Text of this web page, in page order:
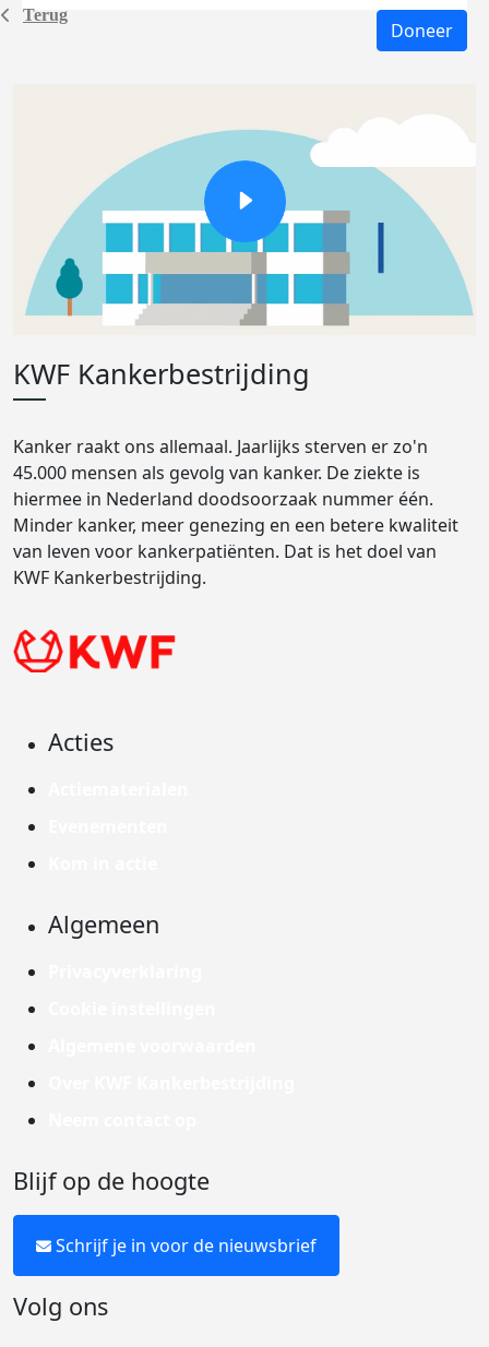
Terug
Doneer
KWF Kankerbestrijding
Kanker raakt ons allemaal. Jaarlijks sterven er zo'n
45.000 mensen als gevolg van kanker. De ziekte is
hiermee in Nederland doodsoorzaak nummer één.
Minder kanker, meer genezing en een betere kwaliteit
van leven voor kankerpatiënten. Dat is het doel van
KWF Kankerbestrijding.
Acties
Algemeen
Blijf op de hoogte
Schrijf je in voor de nieuwsbrief
Volg ons